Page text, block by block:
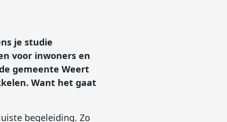
je studie
voor inwoners en
gemeente Weert
Want het gaat
begeleiding. Zo